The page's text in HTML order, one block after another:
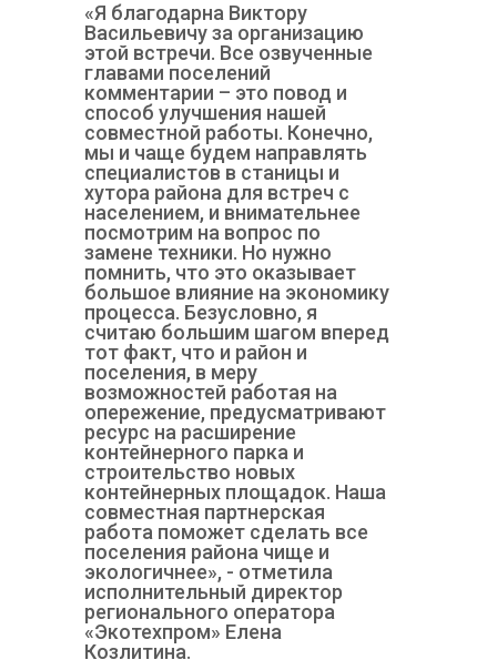
«Я благодарна Виктору
Васильевичу за организацию
этой встречи. Все озвученные
главами поселений
комментарии – это повод и
способ улучшения нашей
совместной работы. Конечно,
мы и чаще будем направлять
специалистов в станицы и
хутора района для встреч с
населением, и внимательнее
посмотрим на вопрос по
замене техники. Но нужно
помнить, что это оказывает
большое влияние на экономику
процесса. Безусловно, я
считаю большим шагом вперед
тот факт, что и район и
поселения, в меру
возможностей работая на
опережение, предусматривают
ресурс на расширение
контейнерного парка и
строительство новых
контейнерных площадок. Наша
совместная партнерская
работа поможет сделать все
поселения района чище и
экологичнее», - отметила
исполнительный директор
регионального оператора
«Экотехпром» Елена
Козлитина.